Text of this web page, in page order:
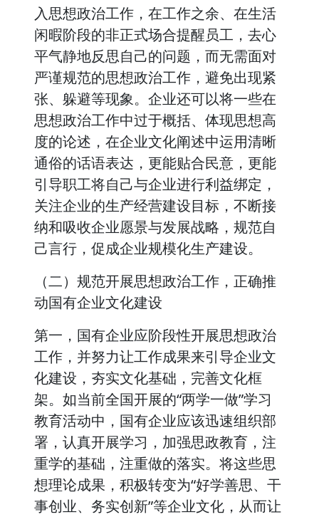
入思想政治工作，在工作之余、在生活
闲暇阶段的非正式场合提醒员工，去心
平气静地反思自己的问题，而无需面对
严谨规范的思想政治工作，避免出现紧
张、躲避等现象。企业还可以将一些在
思想政治工作中过于概括、体现思想高
度的论述，在企业文化阐述中运用清晰
通俗的话语表达，更能贴合民意，更能
引导职工将自己与企业进行利益绑定，
关注企业的生产经营建设目标，不断接
纳和吸收企业愿景与发展战略，规范自
己言行，促成企业规模化生产建设。
（二）规范开展思想政治工作，正确推
动国有企业文化建设
第一，国有企业应阶段性开展思想政治
工作，并努力让工作成果来引导企业文
化建设，夯实文化基础，完善文化框
架。如当前全国开展的“两学一做”学习
教育活动中，国有企业应该迅速组织部
署，认真开展学习，加强思政教育，注
重学的基础，注重做的落实。将这些思
想理论成果，积极转变为“好学善思、干
事创业、务实创新”等企业文化，从而让